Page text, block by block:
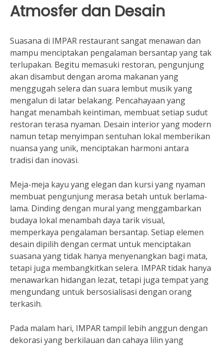
Atmosfer dan Desain
Suasana di IMPAR restaurant sangat menawan dan
mampu menciptakan pengalaman bersantap yang tak
terlupakan. Begitu memasuki restoran, pengunjung
akan disambut dengan aroma makanan yang
menggugah selera dan suara lembut musik yang
mengalun di latar belakang. Pencahayaan yang
hangat menambah keintiman, membuat setiap sudut
restoran terasa nyaman. Desain interior yang modern
namun tetap menyimpan sentuhan lokal memberikan
nuansa yang unik, menciptakan harmoni antara
tradisi dan inovasi.
Meja-meja kayu yang elegan dan kursi yang nyaman
membuat pengunjung merasa betah untuk berlama-
lama. Dinding dengan mural yang menggambarkan
budaya lokal menambah daya tarik visual,
memperkaya pengalaman bersantap. Setiap elemen
desain dipilih dengan cermat untuk menciptakan
suasana yang tidak hanya menyenangkan bagi mata,
tetapi juga membangkitkan selera. IMPAR tidak hanya
menawarkan hidangan lezat, tetapi juga tempat yang
mengundang untuk bersosialisasi dengan orang
terkasih.
Pada malam hari, IMPAR tampil lebih anggun dengan
dekorasi yang berkilauan dan cahaya lilin yang